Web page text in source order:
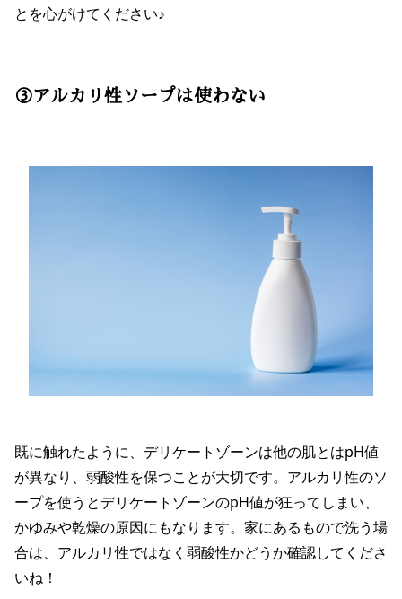
とを心がけてください♪
③アルカリ性ソープは使わない
既に触れたように、デリケートゾーンは他の肌とはpH値
が異なり、弱酸性を保つことが大切です。アルカリ性のソ
ープを使うとデリケートゾーンのpH値が狂ってしまい、
かゆみや乾燥の原因にもなります。家にあるもので洗う場
合は、アルカリ性ではなく弱酸性かどうか確認してくださ
いね！